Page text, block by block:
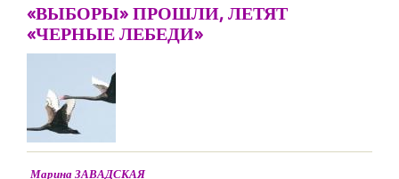
«ВЫБОРЫ» ПРОШЛИ, ЛЕТЯТ
«ЧЕРНЫЕ ЛЕБЕДИ»
Марина ЗАВАДСКАЯ